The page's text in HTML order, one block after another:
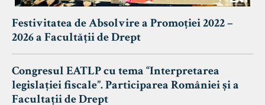
Festivitatea de Absolvire a Promoției 2022 –
2026 a Facultății de Drept
Congresul EATLP cu tema “Interpretarea
legislației fiscale”. Participarea României și a
Facultații de Drept